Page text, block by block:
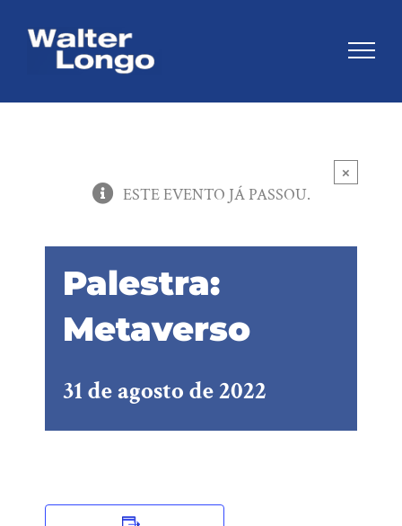
×
ESTE EVENTO JÁ PASSOU.
Palestra:
Metaverso
31 de agosto de 2022